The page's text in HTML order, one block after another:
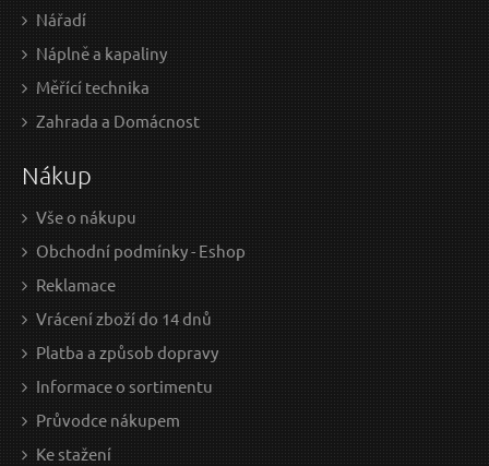
Nářadí
Náplně a kapaliny
Měřící technika
Zahrada a Domácnost
Nákup
Vše o nákupu
Obchodní podmínky - Eshop
Reklamace
Vrácení zboží do 14 dnů
Platba a způsob dopravy
Informace o sortimentu
Průvodce nákupem
Ke stažení